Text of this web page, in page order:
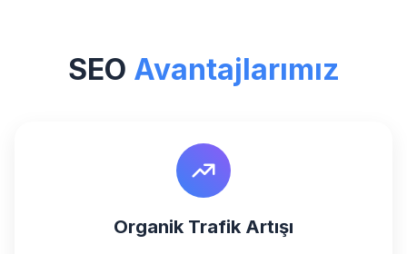
SEO Avantajlarımız
Organik Trafik Artışı